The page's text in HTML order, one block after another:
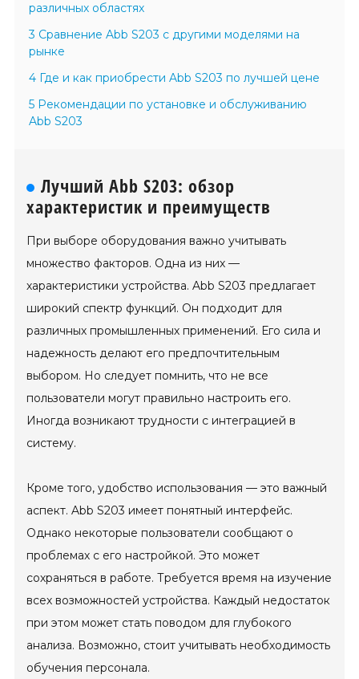
различных областях
3 Сравнение Abb S203 с другими моделями на
рынке
4 Где и как приобрести Abb S203 по лучшей цене
5 Рекомендации по установке и обслуживанию
Abb S203
Лучший Abb S203: обзор
характеристик и преимуществ
При выборе оборудования важно учитывать
множество факторов. Одна из них —
характеристики устройства. Abb S203 предлагает
широкий спектр функций. Он подходит для
различных промышленных применений. Его сила и
надежность делают его предпочтительным
выбором. Но следует помнить, что не все
пользователи могут правильно настроить его.
Иногда возникают трудности с интеграцией в
систему.
Кроме того, удобство использования — это важный
аспект. Abb S203 имеет понятный интерфейс.
Однако некоторые пользователи сообщают о
проблемах с его настройкой. Это может
сохраняться в работе. Требуется время на изучение
всех возможностей устройства. Каждый недостаток
при этом может стать поводом для глубокого
анализа. Возможно, стоит учитывать необходимость
обучения персонала.